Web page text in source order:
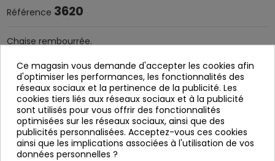
Référence 3620
Chaise rembourrée.
le contreplaqué et la mousse.
Sols en bois de hêtre.
Mesures:
Profondeur : 50,5 cm
Largeur: 50 cm
Ce magasin vous demande d'accepter les cookies afin
d'optimiser les performances, les fonctionnalités des
réseaux sociaux et la pertinence de la publicité. Les
cookies tiers liés aux réseaux sociaux et à la publicité
sont utilisés pour vous offrir des fonctionnalités
optimisées sur les réseaux sociaux, ainsi que des
publicités personnalisées. Acceptez-vous ces cookies
ainsi que les implications associées à l'utilisation de vos
données personnelles ?